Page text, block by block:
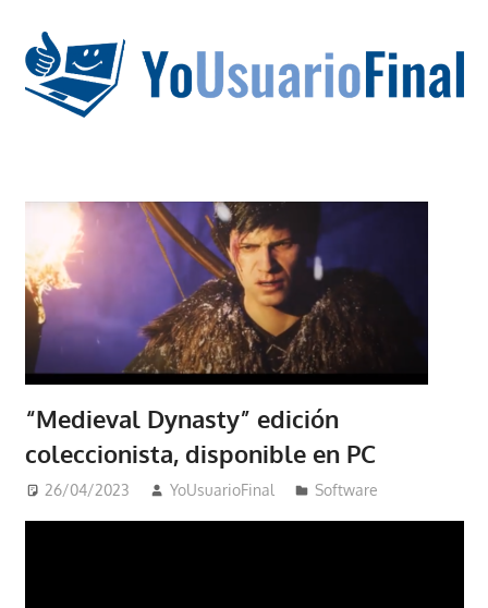
contenido
tiene
que
estar
en
chino
“Medieval Dynasty” edición
coleccionista, disponible en PC
26/04/2023 YoUsuarioFinal Software